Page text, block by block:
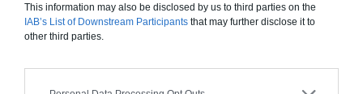
This information may also be disclosed by us to third parties on the
IAB’s List of Downstream Participants that may further disclose it to
other third parties.
Finitions haut de gamme. Le prix "clé en main"
inclut le gros oeuvre et le second oeuvre (cuisine,
peinture, sols...), mais exclut piscine, jardin et
clôture.